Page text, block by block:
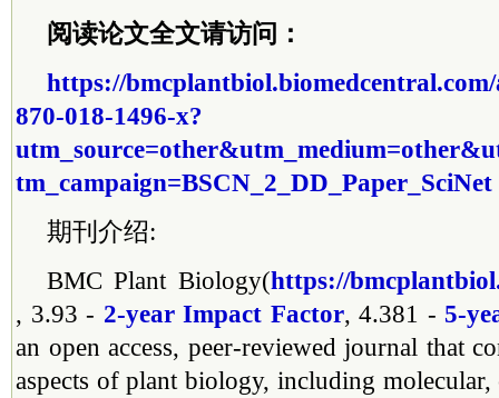
阅读论文全文请访问：
https://bmcplantbiol.biomedcentral.com/
870-018-1496-x?
tm_campaign=BSCN_2_DD_Paper_SciNet
期刊介绍:
BMC Plant Biology(https://
, 3.93 - 2-year Impact Factor, 4.381 - 5-
an open access, peer-reviewed journal that
aspects of plant biology, including molecular,